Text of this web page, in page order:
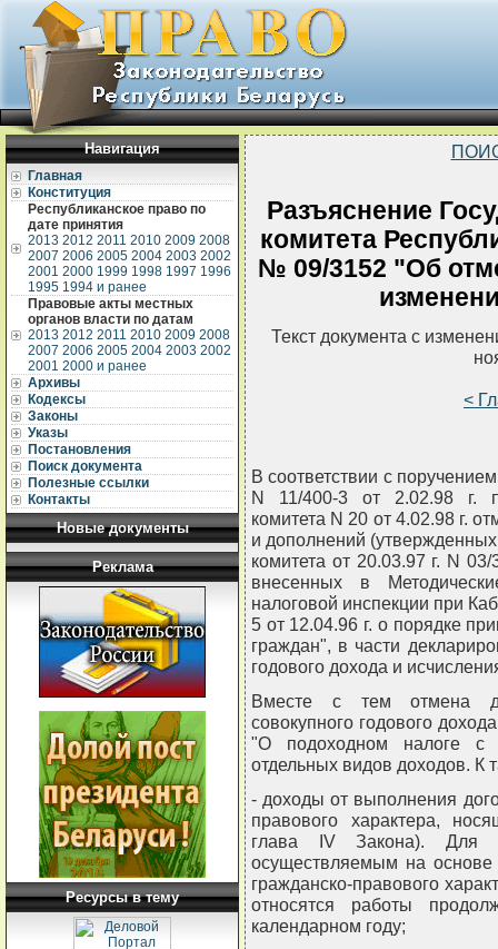
Навигация
Главная
Конституция
Республиканское право по
дате принятия
2013 2012 2011 2010 2009 2008
2007 2006 2005 2004 2003 2002
2001 2000 1999 1998 1997 1996
1995 1994 и ранее
Правовые акты местных
органов власти по датам
2013 2012 2011 2010 2009 2008
2007 2006 2005 2004 2003 2002
2001 2000 и ранее
Архивы
Кодексы
Законы
Указы
Постановления
Поиск документа
Полезные ссылки
Контакты
Новые документы
Реклама
Ресурсы в тему
Разъяснение
комитета
№ 09/3152 "Об
Текст документа с
<
В соответствии с
N 11/400-3 от 2.02.98 г.
комитета N 20 от 4.02.98 г.
и дополнений (утвержденных
комитета от 20.03.97 г. N
внесенных в
налоговой инспекции при
5 от 12.04.96 г. о порядке
граждан", в части
годового дохода и
Вместе с тем отмена
совокупного годового
"О подоходном налоге с
отдельных видов доходов. К
- доходы от выполнения
правового характера,
глава IV Закона). Для
осуществляемым на основе
гражданско-правового
относятся работы
календарном году;